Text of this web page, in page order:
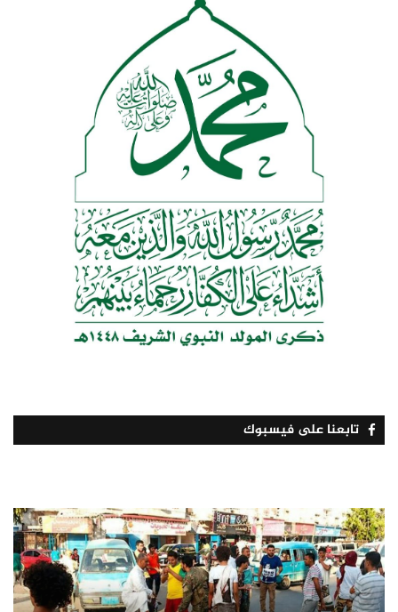
تابعنا على فيسبوك